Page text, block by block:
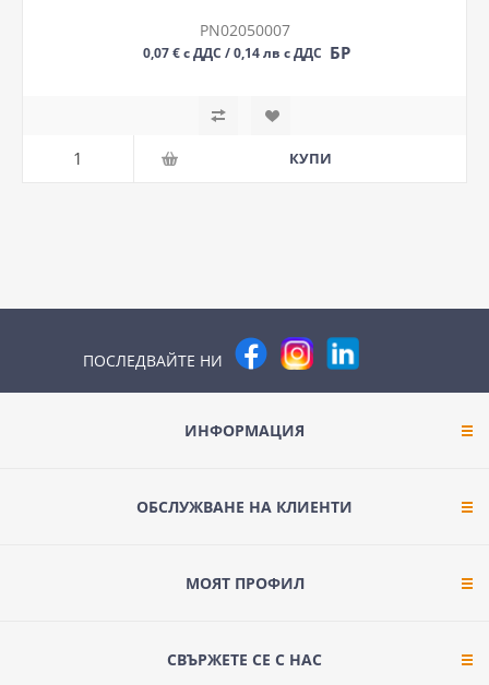
PN02050007
0,07 € с ДДС / 0,14 лв с ДДС БР
ПОСЛЕДВАЙТЕ НИ
ИНФОРМАЦИЯ
ОБСЛУЖВАНЕ НА КЛИЕНТИ
МОЯТ ПРОФИЛ
СВЪРЖЕТЕ СЕ С НАС